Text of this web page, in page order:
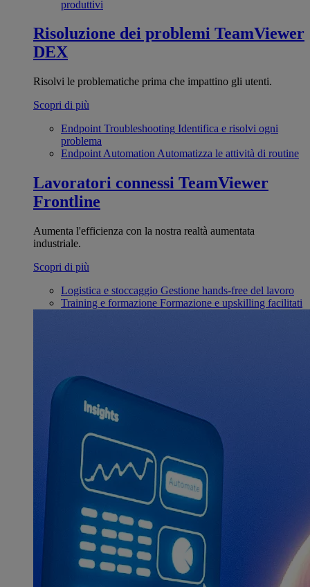
produttivi
Risoluzione dei problemi TeamViewer
DEX
Risolvi le problematiche prima che impattino gli utenti.
Scopri di più
Endpoint Troubleshooting Identifica e risolvi ogni
problema
Endpoint Automation Automatizza le attività di routine
Lavoratori connessi TeamViewer
Frontline
Aumenta l'efficienza con la nostra realtà aumentata
industriale.
Scopri di più
Logistica e stoccaggio Gestione hands-free del lavoro
Training e formazione Formazione e upskilling facilitati